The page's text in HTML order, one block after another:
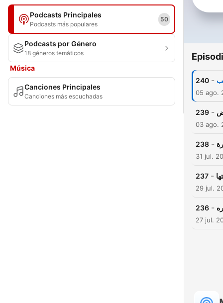
Podcasts Principales
Podcasts más populares
50
Podcasts por Género
18 géneros temáticos
Música
Canciones Principales
Canciones más escuchadas
240 -
05 ago.
239 -
03 ago.
238 -
31 jul.
237 -
29 jul.
236 -
27 jul.